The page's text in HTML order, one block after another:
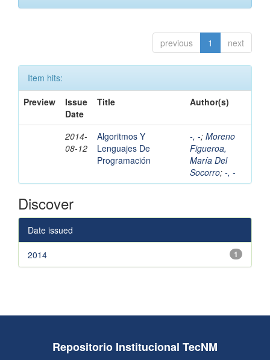
previous 1 next
Item hits:
Preview
Issue
Date
Title Author(s)
2014-
08-12
Algoritmos Y
Lenguajes De
Programación
-, -; Moreno
Figueroa,
María Del
Socorro; -, -
Discover
Date issued
1
2014
Repositorio Institucional TecNM